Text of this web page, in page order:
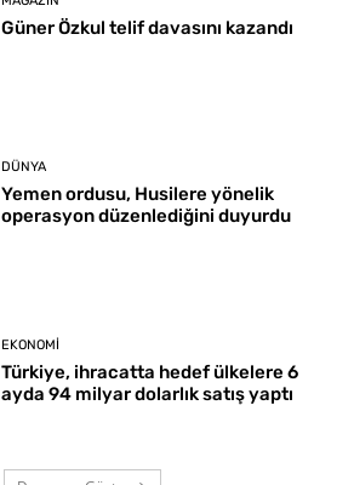
Güner Özkul telif davasını kazandı
DÜNYA
Yemen ordusu, Husilere yönelik
operasyon düzenlediğini duyurdu
EKONOMI
Türkiye, ihracatta hedef ülkelere 6
ayda 94 milyar dolarlık satış yaptı